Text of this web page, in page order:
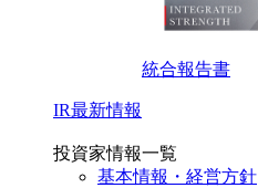
統合報告書
IR最新情報
投資家情報一覧
基本情報・経営方針